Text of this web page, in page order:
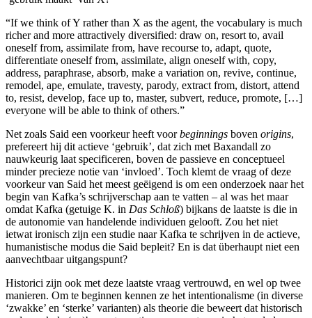
“If we think of Y rather than X as the agent, the vocabulary is much
richer and more attractively diversified: draw on, resort to, avail
oneself from, assimilate from, have recourse to, adapt, quote,
differentiate oneself from, assimilate, align oneself with, copy,
address, paraphrase, absorb, make a variation on, revive, continue,
remodel, ape, emulate, travesty, parody, extract from, distort, attend
to, resist, develop, face up to, master, subvert, reduce, promote, […]
everyone will be able to think of others.”
Net zoals Said een voorkeur heeft voorbeginnings boven origins,
prefereert hij dit actieve ‘gebruik’, dat zich met Baxandall zo
nauwkeurig laat specificeren, boven de passieve en conceptueel
minder precieze notie van ‘invloed’. Toch klemt de vraag of deze
voorkeur van Said het meest geëigend is om een onderzoek naar het
begin van Kafka’s schrijverschap aan te vatten – al was het maar
omdat Kafka (getuige K. in Das Schloß) bijkans de laatste is die in
de autonomie van handelende individuen gelooft. Zou het niet
ietwat ironisch zijn een studie naar Kafka te schrijven in de actieve,
humanistische modus die Said bepleit? En is dat überhaupt niet een
aanvechtbaar uitgangspunt?
Historici zijn ook met deze laatste vraag vertrouwd, en wel op twee
manieren. Om te beginnen kennen ze het intentionalisme (in diverse
‘zwakke’ en ‘sterke’ varianten) als theorie die beweert dat historisch